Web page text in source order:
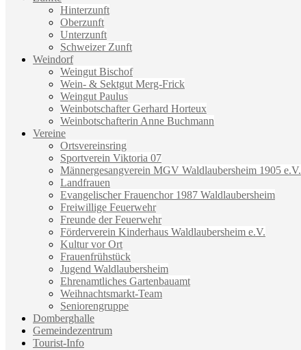
Hinterzunft
Oberzunft
Unterzunft
Schweizer Zunft
Weindorf
Weingut Bischof
Wein- & Sektgut Merg-Frick
Weingut Paulus
Weinbotschafter Gerhard Horteux
Weinbotschafterin Anne Buchmann
Vereine
Ortsvereinsring
Sportverein Viktoria 07
Männergesangverein MGV Waldlaubersheim 1905 e.V.
Landfrauen
Evangelischer Frauenchor 1987 Waldlaubersheim
Freiwillige Feuerwehr
Freunde der Feuerwehr
Förderverein Kinderhaus Waldlaubersheim e.V.
Kultur vor Ort
Frauenfrühstück
Jugend Waldlaubersheim
Ehrenamtliches Gartenbauamt
Weihnachtsmarkt-Team
Seniorengruppe
Domberghalle
Gemeindezentrum
Tourist-Info